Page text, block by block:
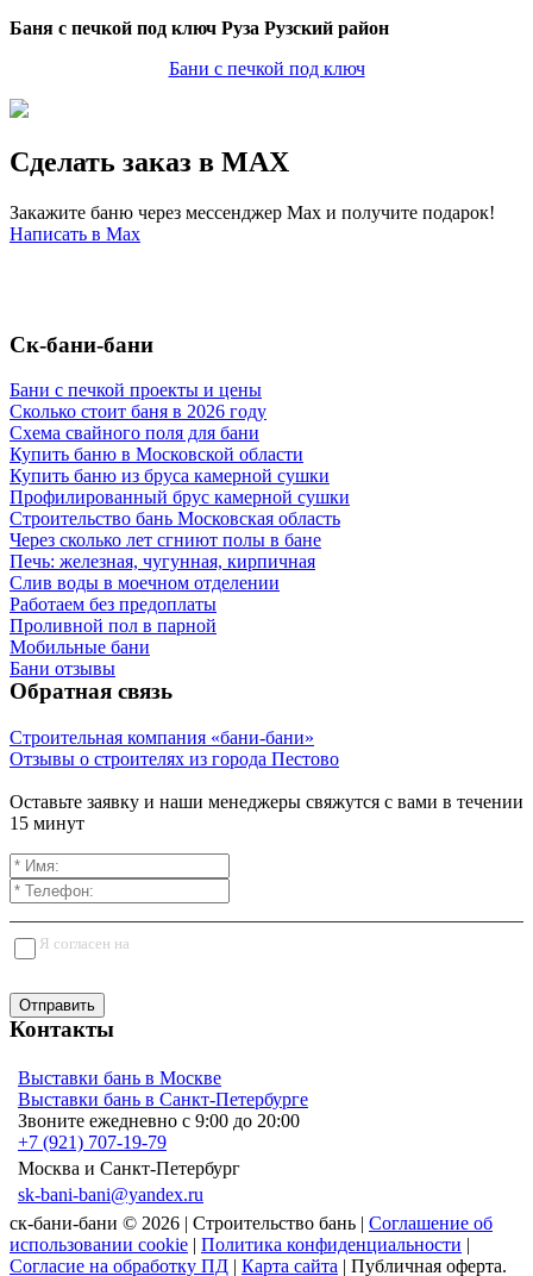
Баня с печкой под ключ Руза Рузский район
Бани с печкой под ключ
Сделать заказ в MAX
Закажите баню через мессенджер Max и получите подарок!
Написать в Max
Ск-бани-бани
Бани с печкой проекты и цены
Сколько стоит баня в 2026 году
Схема свайного поля для бани
Купить баню в Московской области
Купить баню из бруса камерной сушки
Профилированный брус камерной сушки
Строительство бань Московская область
Через сколько лет сгниют полы в бане
Печь: железная, чугунная, кирпичная
Слив воды в моечном отделении
Работаем без предоплаты
Проливной пол в парной
Мобильные бани
Бани отзывы
Обратная связь
Строительная компания «бани-бани»
Отзывы о строителях из города Пестово
Оставьте заявку и наши менеджеры свяжутся с вами в течении
15 минут
Я согласен на
Отправить
Контакты
Выставки бань в Москве
Выставки бань в Санкт-Петербурге
Звоните ежедневно с 9:00 до 20:00
+7 (921) 707-19-79
Москва и Санкт-Петербург
sk-bani-bani@yandex.ru
ск-бани-бани © 2026 | Строительство бань | Соглашение об
использовании cookie | Политика конфиденциальности |
Согласие на обработку ПД | Карта сайта | Публичная оферта.